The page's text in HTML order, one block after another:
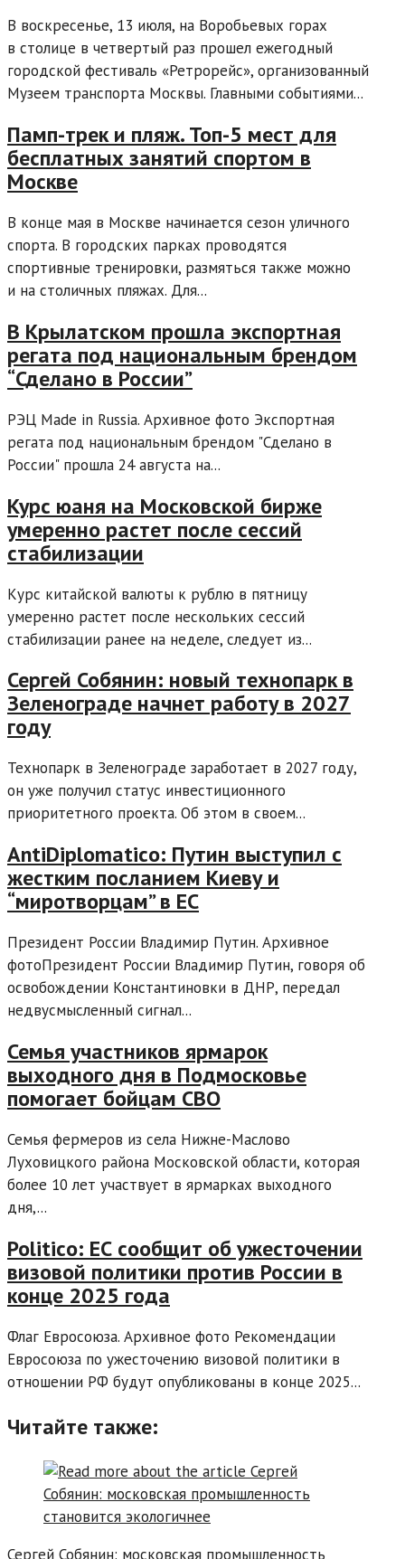
В воскресенье, 13 июля, на Воробьевых горах
в столице в четвертый раз прошел ежегодный
городской фестиваль «Ретрорейс», организованный
Музеем транспорта Москвы. Главными событиями...
Памп-трек и пляж. Топ-5 мест для
бесплатных занятий спортом в
Москве
В конце мая в Москве начинается сезон уличного
спорта. В городских парках проводятся
спортивные тренировки, размяться также можно
и на столичных пляжах. Для...
В Крылатском прошла экспортная
регата под национальным брендом
“Сделано в России”
РЭЦ Made in Russia. Архивное фото Экспортная
регата под национальным брендом "Сделано в
России" прошла 24 августа на...
Курс юаня на Московской бирже
умеренно растет после сессий
стабилизации
Курс китайской валюты к рублю в пятницу
умеренно растет после нескольких сессий
стабилизации ранее на неделе, следует из...
Сергей Собянин: новый технопарк в
Зеленограде начнет работу в 2027
году
Технопарк в Зеленограде заработает в 2027 году,
он уже получил статус инвестиционного
приоритетного проекта. Об этом в своем...
AntiDiplomatico: Путин выступил с
жестким посланием Киеву и
“миротворцам” в ЕС
Президент России Владимир Путин. Архивное
фотоПрезидент России Владимир Путин, говоря об
освобождении Константиновки в ДНР, передал
недвусмысленный сигнал...
Семья участников ярмарок
выходного дня в Подмосковье
помогает бойцам СВО
Семья фермеров из села Нижне-Маслово
Луховицкого района Московской области, которая
более 10 лет участвует в ярмарках выходного
дня,...
Politico: ЕС сообщит об ужесточении
визовой политики против России в
конце 2025 года
Флаг Евросоюза. Архивное фото Рекомендации
Евросоюза по ужесточению визовой политики в
отношении РФ будут опубликованы в конце 2025...
Читайте также:
Сергей Собянин: московская промышленность